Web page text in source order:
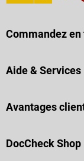
Commandez
Aide & Services
Avantages
DocCheck Shop